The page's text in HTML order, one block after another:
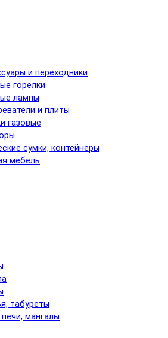
и переходники
горелки
лампы
и плиты
газовые
сумки, контейнеры
мебель
табуреты
мангалы